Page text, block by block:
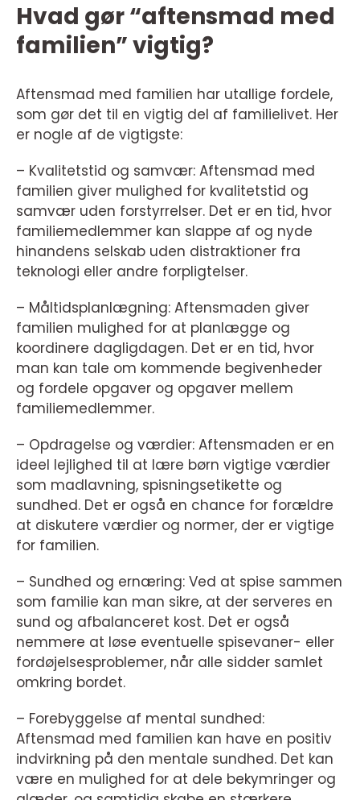
Hvad gør “aftensmad med
familien” vigtig?
Aftensmad med familien har utallige fordele,
som gør det til en vigtig del af familielivet. Her
er nogle af de vigtigste:
– Kvalitetstid og samvær: Aftensmad med
familien giver mulighed for kvalitetstid og
samvær uden forstyrrelser. Det er en tid, hvor
familiemedlemmer kan slappe af og nyde
hinandens selskab uden distraktioner fra
teknologi eller andre forpligtelser.
– Måltidsplanlægning: Aftensmaden giver
familien mulighed for at planlægge og
koordinere dagligdagen. Det er en tid, hvor
man kan tale om kommende begivenheder
og fordele opgaver og opgaver mellem
familiemedlemmer.
– Opdragelse og værdier: Aftensmaden er en
ideel lejlighed til at lære børn vigtige værdier
som madlavning, spisningsetikette og
sundhed. Det er også en chance for forældre
at diskutere værdier og normer, der er vigtige
for familien.
– Sundhed og ernæring: Ved at spise sammen
som familie kan man sikre, at der serveres en
sund og afbalanceret kost. Det er også
nemmere at løse eventuelle spisevaner- eller
fordøjelsesproblemer, når alle sidder samlet
omkring bordet.
– Forebyggelse af mental sundhed:
Aftensmad med familien kan have en positiv
indvirkning på den mentale sundhed. Det kan
være en mulighed for at dele bekymringer og